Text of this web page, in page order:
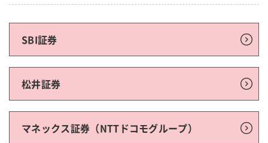
SBI証券
松井証券
マネックス証券（NTTドコモグループ）